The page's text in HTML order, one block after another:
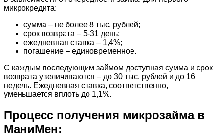
микрокредита:
сумма – не более 8 тыс. рублей;
срок возврата – 5-31 день;
ежедневная ставка – 1,4%;
погашение – единовременное.
С каждым последующим займом доступная сумма и срок
возврата увеличиваются – до 30 тыс. рублей и до 16
недель. Ежедневная ставка, соответственно,
уменьшается вплоть до 1,1%.
Процесс получения микрозайма в
МаниМен: